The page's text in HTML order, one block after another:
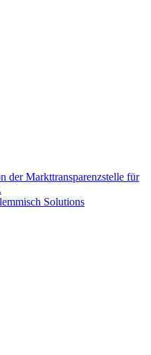
der Markttransparenzstelle für
Solutions